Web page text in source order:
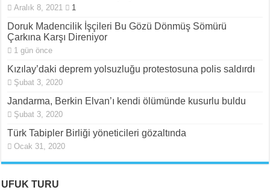
Aralık 8, 2021 1
Doruk Madencilik İşçileri Bu Gözü Dönmüş Sömürü
Çarkına Karşı Direniyor
1 gün önce
Kızılay’daki deprem yolsuzluğu protestosuna polis saldırdı
Şubat 3, 2020
Jandarma, Berkin Elvan’ı kendi ölümünde kusurlu buldu
Şubat 3, 2020
Türk Tabipler Birliği yöneticileri gözaltında
Ocak 31, 2020
UFUK TURU